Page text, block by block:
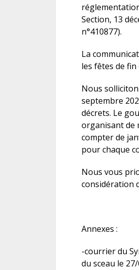
Section, 13
n°410877).
La
les fêtes de
Nous
septembre
décrets. Le
organisant de
compter de
pour chaque
Nous vous
considération
Annexes :
-courrier du
du sceau le